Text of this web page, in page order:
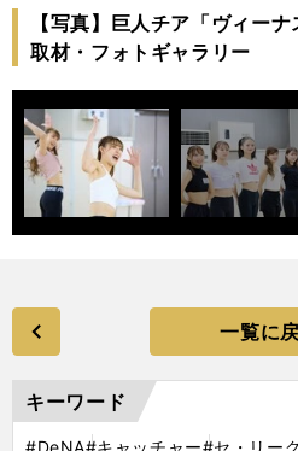
【写真】巨人チア「ヴィー
取材・フォトギャラリー
一覧に
キーワード
#DeNA#キャッチャー#セ・リー